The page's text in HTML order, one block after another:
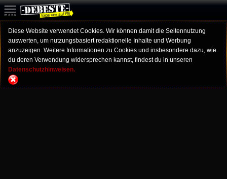
Diese Website verwendet Cookies. Wir können damit die Seitennutzung
auswerten, um nutzungsbasiert redaktionelle Inhalte und Werbung
anzuzeigen. Weitere Informationen zu Cookies und insbesondere dazu, wie
du deren Verwendung widersprechen kannst, findest du in unseren
Datenschutzhinweisen.